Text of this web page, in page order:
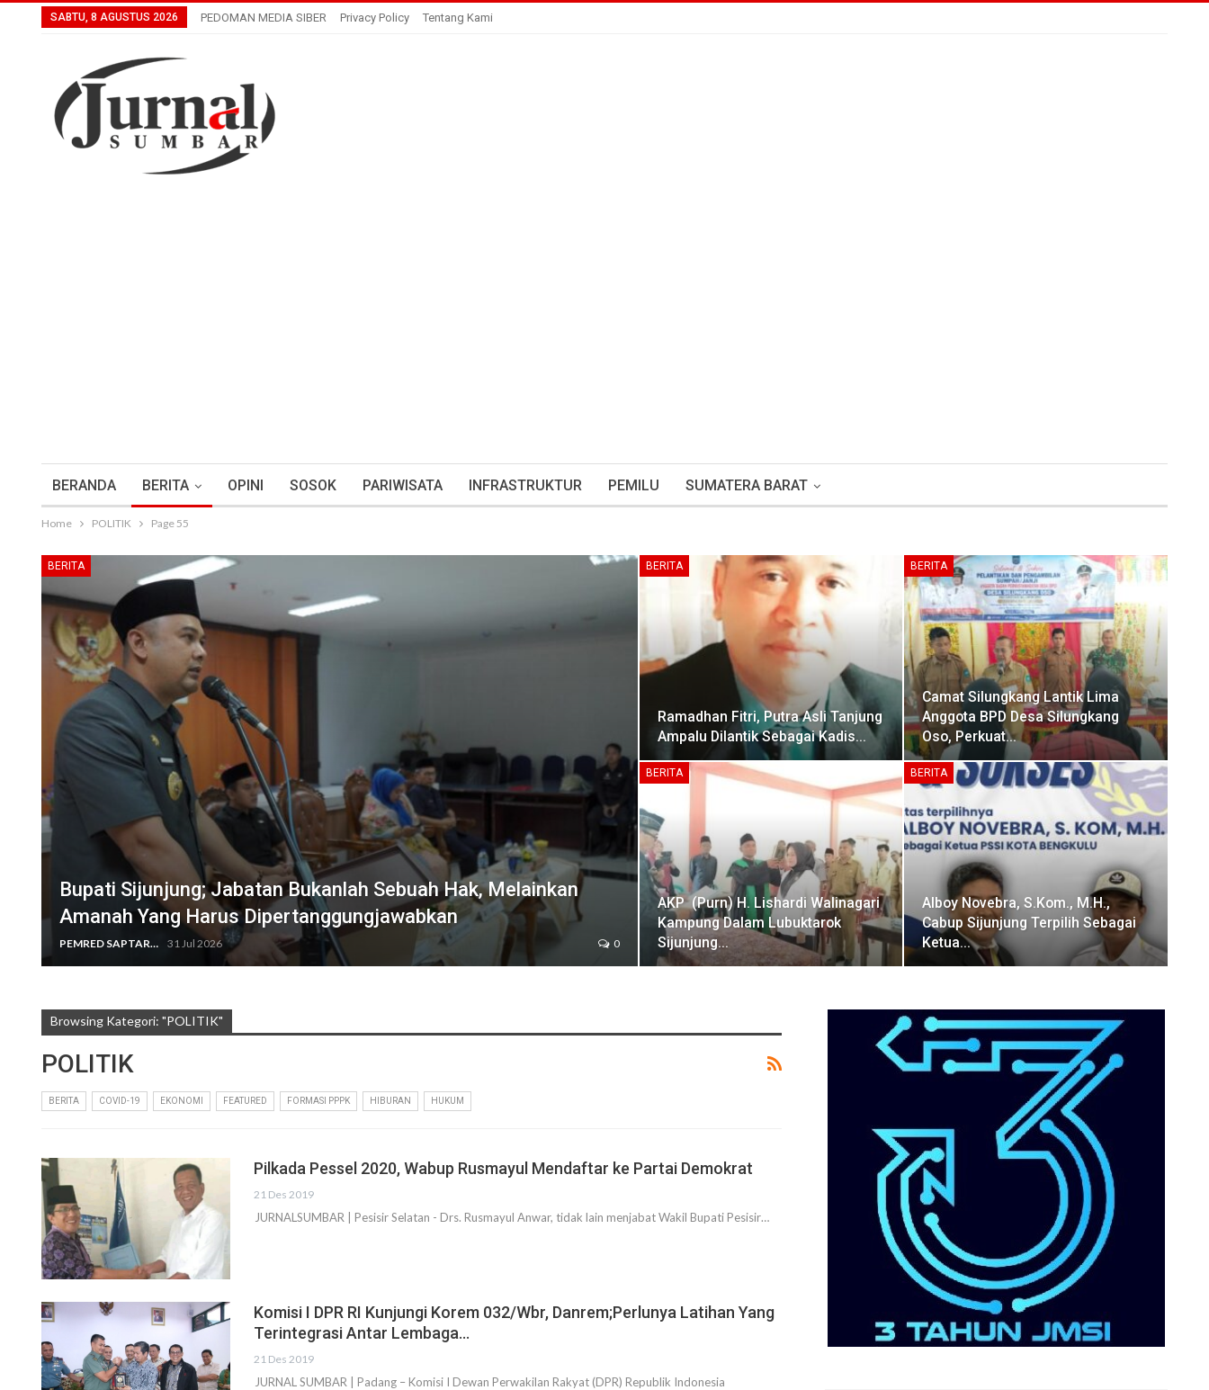
SABTU, 8 AGUSTUS 2026 PEDOMAN MEDIA SIBER Privacy Policy Tentang Kami
BERANDA BERITA OPINI SOSOK PARIWISATA INFRASTRUKTUR PEMILU SUMATERA BARAT
Home POLITIK Page 55
BERITA
Bupati Sijunjung; Jabatan Bukanlah Sebuah Hak, Melainkan
Amanah Yang Harus Dipertanggungjawabkan
PEMRED SAPTARIUS 31 Jul 2026 0
BERITA
Ramadhan Fitri, Putra Asli Tanjung
Ampalu Dilantik Sebagai Kadis…
BERITA
Camat Silungkang Lantik Lima
Anggota BPD Desa Silungkang
Oso, Perkuat…
BERITA
AKP (Purn) H. Lishardi Walinagari
Kampung Dalam Lubuktarok
Sijunjung…
BERITA
Alboy Novebra, S.Kom., M.H.,
Cabup Sijunjung Terpilih Sebagai
Ketua…
Browsing Kategori: "POLITIK"
POLITIK
BERITA COVID-19 EKONOMI FEATURED FORMASI PPPK HIBURAN HUKUM
Pilkada Pessel 2020, Wabup Rusmayul Mendaftar ke Partai Demokrat
21 Des 2019
JURNALSUMBAR | Pesisir Selatan - Drs. Rusmayul Anwar, tidak lain menjabat Wakil Bupati Pesisir…
Komisi I DPR RI Kunjungi Korem 032/Wbr, Danrem;Perlunya Latihan Yang
Terintegrasi Antar Lembaga…
21 Des 2019
JURNAL SUMBAR | Padang – Komisi I Dewan Perwakilan Rakyat (DPR) Republik Indonesia